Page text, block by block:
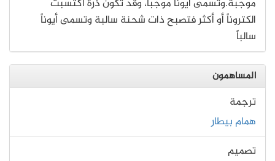
موجبة.وتسمى أيوناً موجباً، وقد تكون ذرة اكتسبت
الكتروناً أو أكثر فتصبح ذات شحنة سالبة وتسمى أيوناً
سالباً
المساهمون
ترجمة
همام بيطار
تصميم